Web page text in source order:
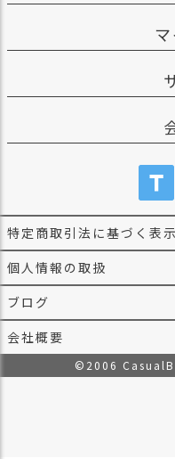
特定商取引法に基づく表示
個人情報の取扱
ブログ
会社概要
©2006